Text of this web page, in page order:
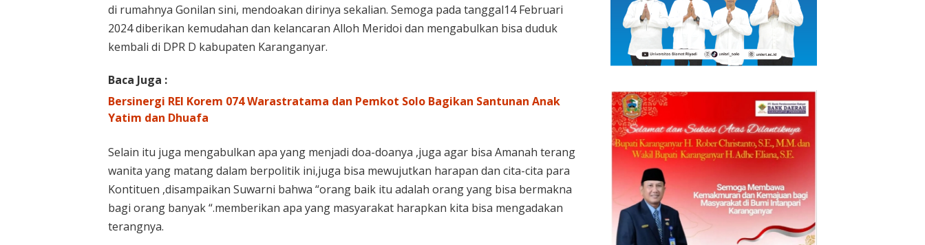
di rumahnya Gonilan sini, mendoakan dirinya sekalian. Semoga pada tanggal14 Februari
2024 diberikan kemudahan dan kelancaran Alloh Meridoi dan mengabulkan bisa duduk
kembali di DPR D kabupaten Karanganyar.
Baca Juga :
Bersinergi REI Korem 074 Warastratama dan Pemkot Solo Bagikan Santunan Anak
Yatim dan Dhuafa
Selain itu juga mengabulkan apa yang menjadi doa-doanya ,juga agar bisa Amanah terang
wanita yang matang dalam berpolitik ini,juga bisa mewujutkan harapan dan cita-cita para
Kontituen ,disampaikan Suwarni bahwa “orang baik itu adalah orang yang bisa bermakna
bagi orang banyak “.memberikan apa yang masyarakat harapkan kita bisa mengadakan
terangnya.